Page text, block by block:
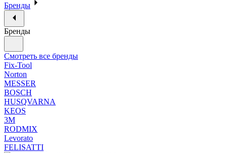
Бренды
Бренды
Смотреть все бренды
Fix-Tool
Norton
MESSER
BOSCH
HUSQVARNA
KEOS
3М
RODMIX
Levorato
FELISATTI